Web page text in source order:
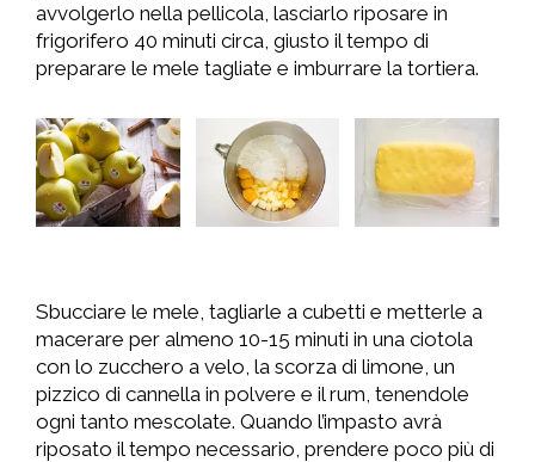
avvolgerlo nella pellicola, lasciarlo riposare in
frigorifero 40 minuti circa, giusto il tempo di
preparare le mele tagliate e imburrare la tortiera.
Sbucciare le mele, tagliarle a cubetti e metterle a
macerare per almeno 10-15 minuti in una ciotola
con lo zucchero a velo, la scorza di limone, un
pizzico di cannella in polvere e il rum, tenendole
ogni tanto mescolate. Quando l’impasto avrà
riposato il tempo necessario, prendere poco più di